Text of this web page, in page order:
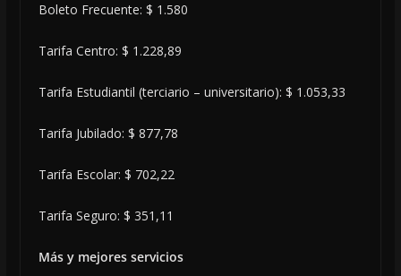
Boleto Frecuente: $ 1.580
Tarifa Centro: $ 1.228,89
Tarifa Estudiantil (terciario – universitario): $ 1.053,33
Tarifa Jubilado: $ 877,78
Tarifa Escolar: $ 702,22
Tarifa Seguro: $ 351,11
Más y mejores servicios